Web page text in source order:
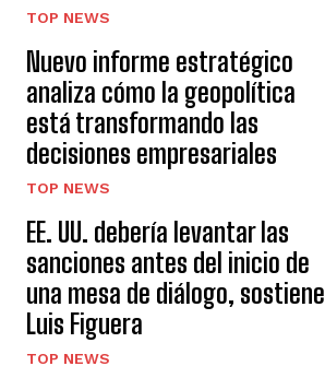
TOP NEWS
Nuevo informe estratégico
analiza cómo la geopolítica
está transformando las
decisiones empresariales
TOP NEWS
EE. UU. debería levantar las
sanciones antes del inicio de
una mesa de diálogo, sostiene
Luis Figuera
TOP NEWS